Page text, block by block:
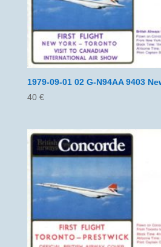
1979-09-01 02 G-N94AA 9403
40 €